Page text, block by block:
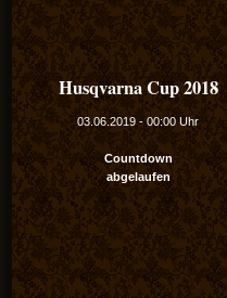
Husqvarna Cup 2018
03.06.2019 -00:00 Uhr
Countdown
abgelaufen